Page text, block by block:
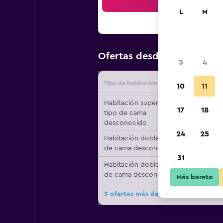
Ofertas desde Oferta
Tipo de habitación
Habitación superior,
tipo de cama
desconocido
Habitación doble, tipo
de cama desconocido
Habitación doble, tipo
de cama desconocido
5 ofertas más de Estancia Los
L M
3 4
10 11
17 18
24 25
31
Más barato